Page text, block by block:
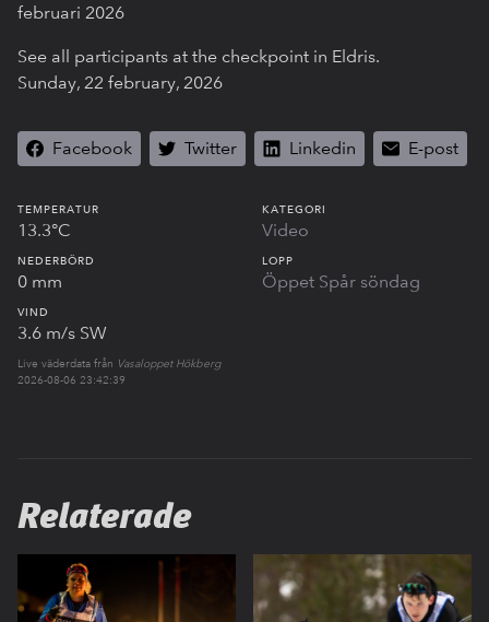
februari 2026
See all participants at the checkpoint in Eldris.
Sunday, 22 february, 2026
Facebook Twitter Linkedin E-post
TEMPERATUR
13.3°C
NEDERBÖRD
0 mm
VIND
3.6 m/s SW
Live väderdata från Vasaloppet Hökberg
2026-08-06 23:42:39
KATEGORI
Video
LOPP
Öppet Spår söndag
Relaterade